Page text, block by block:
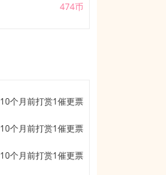
474币
10个月前打赏1催更票
10个月前打赏1催更票
10个月前打赏1催更票